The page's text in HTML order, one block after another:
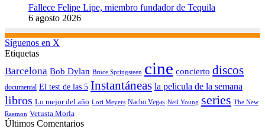
Fallece Felipe Lipe, miembro fundador de Tequila
6 agosto 2026
Síguenos en X
Etiquetas
Barcelona Bob Dylan Bruce Springsteen cine concierto discos
documental El test de las 5 Instantáneas la pelicula de la semana
libros Lo mejor del año Lori Meyers Nacho Vegas Neil Young series The New
Raemon Vetusta Morla
Últimos Comentarios